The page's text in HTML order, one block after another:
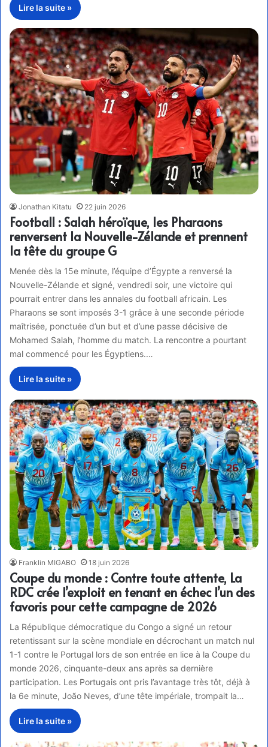
Lire la suite »
Jonathan Kitatu 22 juin 2026
Football : Salah héroïque, les Pharaons
renversent la Nouvelle-Zélande et prennent
la tête du groupe G
Menée dès la 15e minute, l’équipe d’Égypte a renversé la
Nouvelle-Zélande et signé, vendredi soir, une victoire qui
pourrait entrer dans les annales du football africain. Les
Pharaons se sont imposés 3-1 grâce à une seconde période
maîtrisée, ponctuée d’un but et d’une passe décisive de
Mohamed Salah, l’homme du match. La rencontre a pourtant
mal commencé pour les Égyptiens.…
Lire la suite »
Franklin MIGABO 18 juin 2026
Coupe du monde : Contre toute attente, La
RDC crée l’exploit en tenant en échec l’un des
favoris pour cette campagne de 2026
La République démocratique du Congo a signé un retour
retentissant sur la scène mondiale en décrochant un match nul
1-1 contre le Portugal lors de son entrée en lice à la Coupe du
monde 2026, cinquante-deux ans après sa dernière
participation. Les Portugais ont pris l’avantage très tôt, déjà à
la 6e minute, João Neves, d’une tête impériale, trompait la…
Lire la suite »